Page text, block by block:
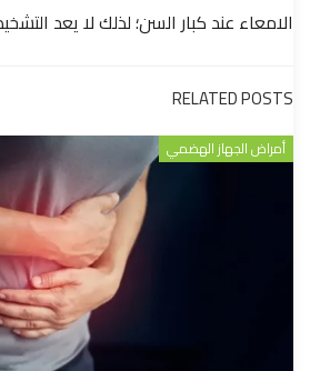
الامعاء عند كبار السن؛ لذلك لا يعد
RELATED POSTS
أمراض الجهاز الهضمي